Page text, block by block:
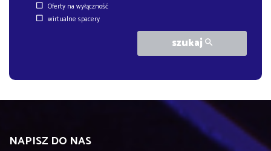
Oferty na wyłączność
wirtualne spacery
szukaj
NAPISZ DO NAS